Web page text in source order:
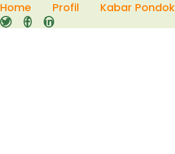
Skip
to
content
Home Profil Kabar Pondok